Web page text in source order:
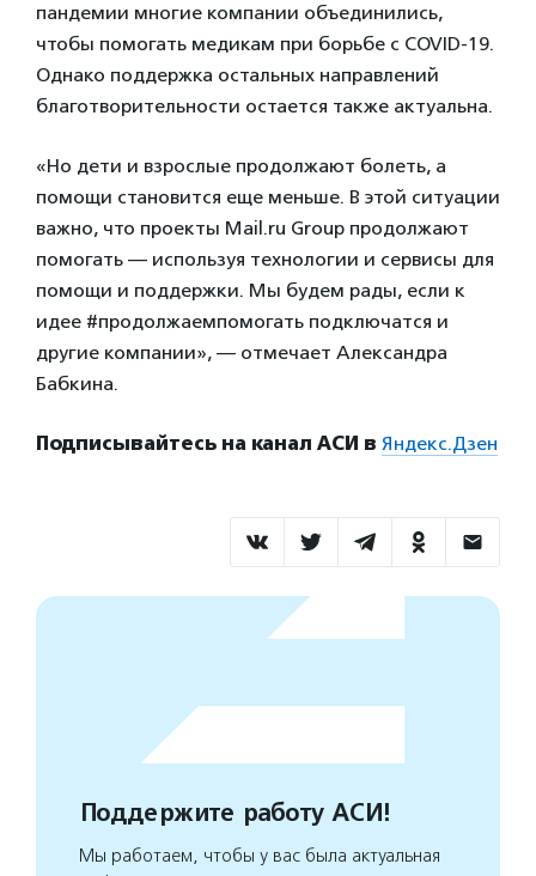
пандемии многие компании объединились,
чтобы помогать медикам при борьбе с COVID-19.
Однако поддержка остальных направлений
благотворительности остается также актуальна.
«Но дети и взрослые продолжают болеть, а
помощи становится еще меньше. В этой ситуации
важно, что проекты Mail.ru Group продолжают
помогать — используя технологии и сервисы для
помощи и поддержки. Мы будем рады, если к
идее #продолжаемпомогать подключатся и
другие компании», — отмечает Александра
Бабкина.
Подписывайтесь на канал АСИ в Яндекс.Дзен
Поддержите работу АСИ!
Мы работаем, чтобы у вас была актуальная